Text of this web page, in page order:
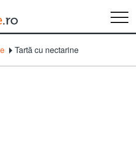
Tartă cu nectarine